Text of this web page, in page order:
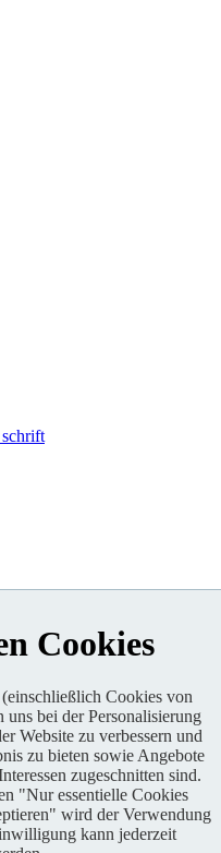
Cookies
Cookies von
bei der Personalisierung
Website zu verbessern und
zu bieten sowie Angebote
zugeschnitten sind.
"Nur essentielle Cookies
wird der Verwendung
kann jederzeit